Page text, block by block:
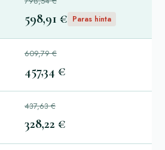
598,91 € Paras hinta
609,79 €
457,34 €
437,63 €
328,22 €